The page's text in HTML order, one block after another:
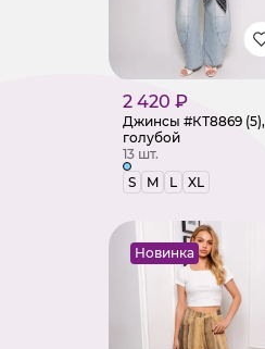
2 420 ₽
Джинсы #КТ8869 (5),
голубой
13 шт.
S
M L XL
Новинка